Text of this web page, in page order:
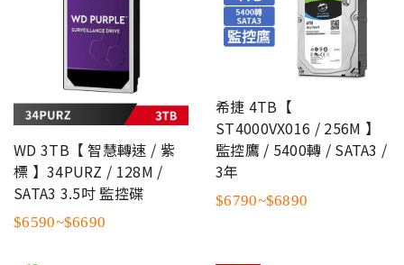
WD 3TB【 智慧轉速 / 紫
標 】34PURZ / 128M /
SATA3 3.5吋 監控碟
$6590~$6690
希捷 4TB【
ST4000VX016 / 256M 】
監控鷹 / 5400轉 / SATA3 /
3年
$6790~$6890